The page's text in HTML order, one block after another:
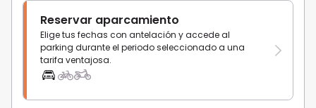
Reservar aparcamiento
Elige tus fechas con antelación y accede al
parking durante el periodo seleccionado a una
tarifa ventajosa.